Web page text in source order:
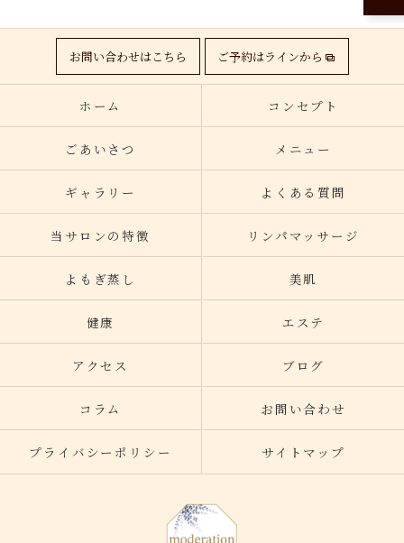
お問い合わせはこちら ご予約はラインから
ホーム コンセプト
ごあいさつ メニュー
ギャラリー よくある質問
当サロンの特徴 リンパマッサージ
よもぎ蒸し 美肌
健康 エステ
アクセス ブログ
コラム お問い合わせ
プライバシーポリシー サイトマップ